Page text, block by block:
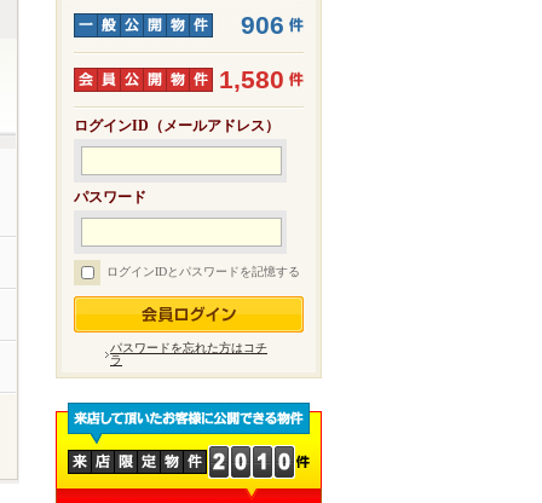
906
1,580
ログインID（メールアドレス）
パスワード
ログインIDとパスワードを記憶する
パスワードを忘れた方はコチ
ラ